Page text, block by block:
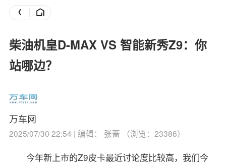
柴油机皇D-MAX VS 智能新秀Z9：你
站哪边？
万车网
2025/07/30 22:54 | 编辑： 张蔷 （浏览：23386）
今年新上市的Z9皮卡最近讨论度比较高，我们今